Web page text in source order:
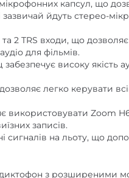
йдуть стерео-
2 TRS входи, що дозволяє
для фільмів.
високу якість
легко керувати
використовувати Zoom
записів.
на льоту, що
з розширеними